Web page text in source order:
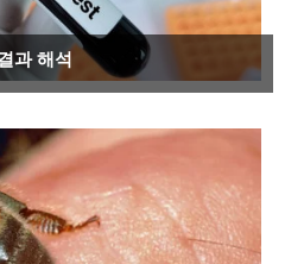
과 해석